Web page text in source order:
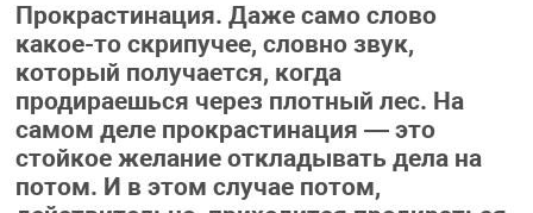
Прокрастинация. Даже само слово
какое-то скрипучее, словно звук,
который получается, когда
продираешься через плотный лес. На
самом деле прокрастинация — это
стойкое желание откладывать дела на
потом. И в этом случае потом,